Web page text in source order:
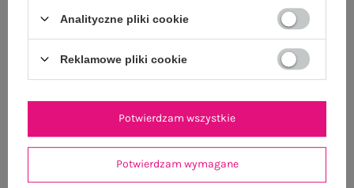
łatwość stylizacji
To właśnie dlatego długość midi jest dziś uznawana za jeden z
najbardziej przyszłościowych kierunków w modzie damskiej.
sukienki midi dostępne w różnych fasonach i stylach – od
minimalistycznych modeli casual po eleganckie sukienki midi
Analityczne pliki cookie
Reklamowe pliki cookie
Potwierdzam wymagane
Potwierdzam wszystkie